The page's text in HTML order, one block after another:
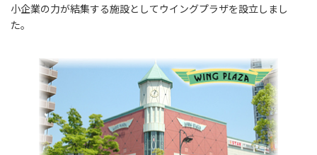
小企業の力が結集する施設としてウイングプラザを設立しまし
た。